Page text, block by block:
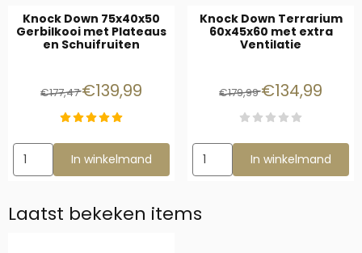
Knock Down 75x40x50
Gerbilkooi met Plateaus
en Schuifruiten
Van 177,47 voor 139,99
€177,47€139,99
Aantal kiezen voor Knock Down 75x40x50 Gerbilkooi met
In winkelmand
Knock Down Terrarium
60x45x60 met extra
Ventilatie
Van 179,99 voor
€179,99€134,99
Aantal kiezen voor Knock
In winkelmand
Laatst bekeken items